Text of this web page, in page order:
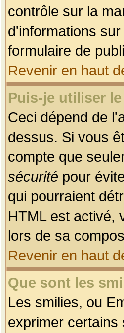
contrôle sur la
d'informations
formulaire de
Revenir en haut
Puis-je utiliser le
Ceci dépend de
dessus. Si vous
compte que
sécurité pour
qui pourraient
HTML est activé,
lors de sa
Revenir en haut
Que sont les
Les smilies, ou
exprimer certains